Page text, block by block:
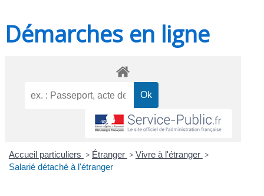
Démarches en ligne
Accueil particuliers > Étranger > Vivre à l'étranger >
Salarié détaché à l'étranger